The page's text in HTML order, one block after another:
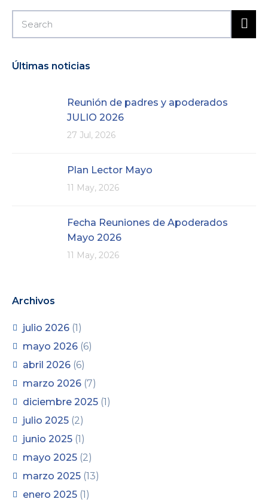
Últimas noticias
Reunión de padres y apoderados
JULIO 2026
27 Jul, 2026
Plan Lector Mayo
11 May, 2026
Fecha Reuniones de Apoderados
Mayo 2026
11 May, 2026
Archivos
julio 2026 (1)
mayo 2026 (6)
abril 2026 (6)
marzo 2026 (7)
diciembre 2025 (1)
julio 2025 (2)
junio 2025 (1)
mayo 2025 (2)
marzo 2025 (13)
enero 2025 (1)